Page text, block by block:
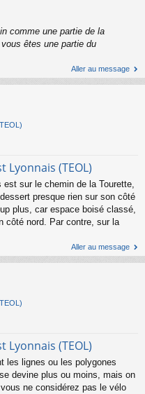
comme une partie de la
êtes une partie du
Aller au message
Lyonnais (TEOL)
sur le chemin de la Tourette,
presque rien sur son côté
plus, car espace boisé classé,
côté nord. Par contre, sur la
Aller au message
Lyonnais (TEOL)
les lignes ou les polygones
devine plus ou moins, mais on
ne considérez pas le vélo